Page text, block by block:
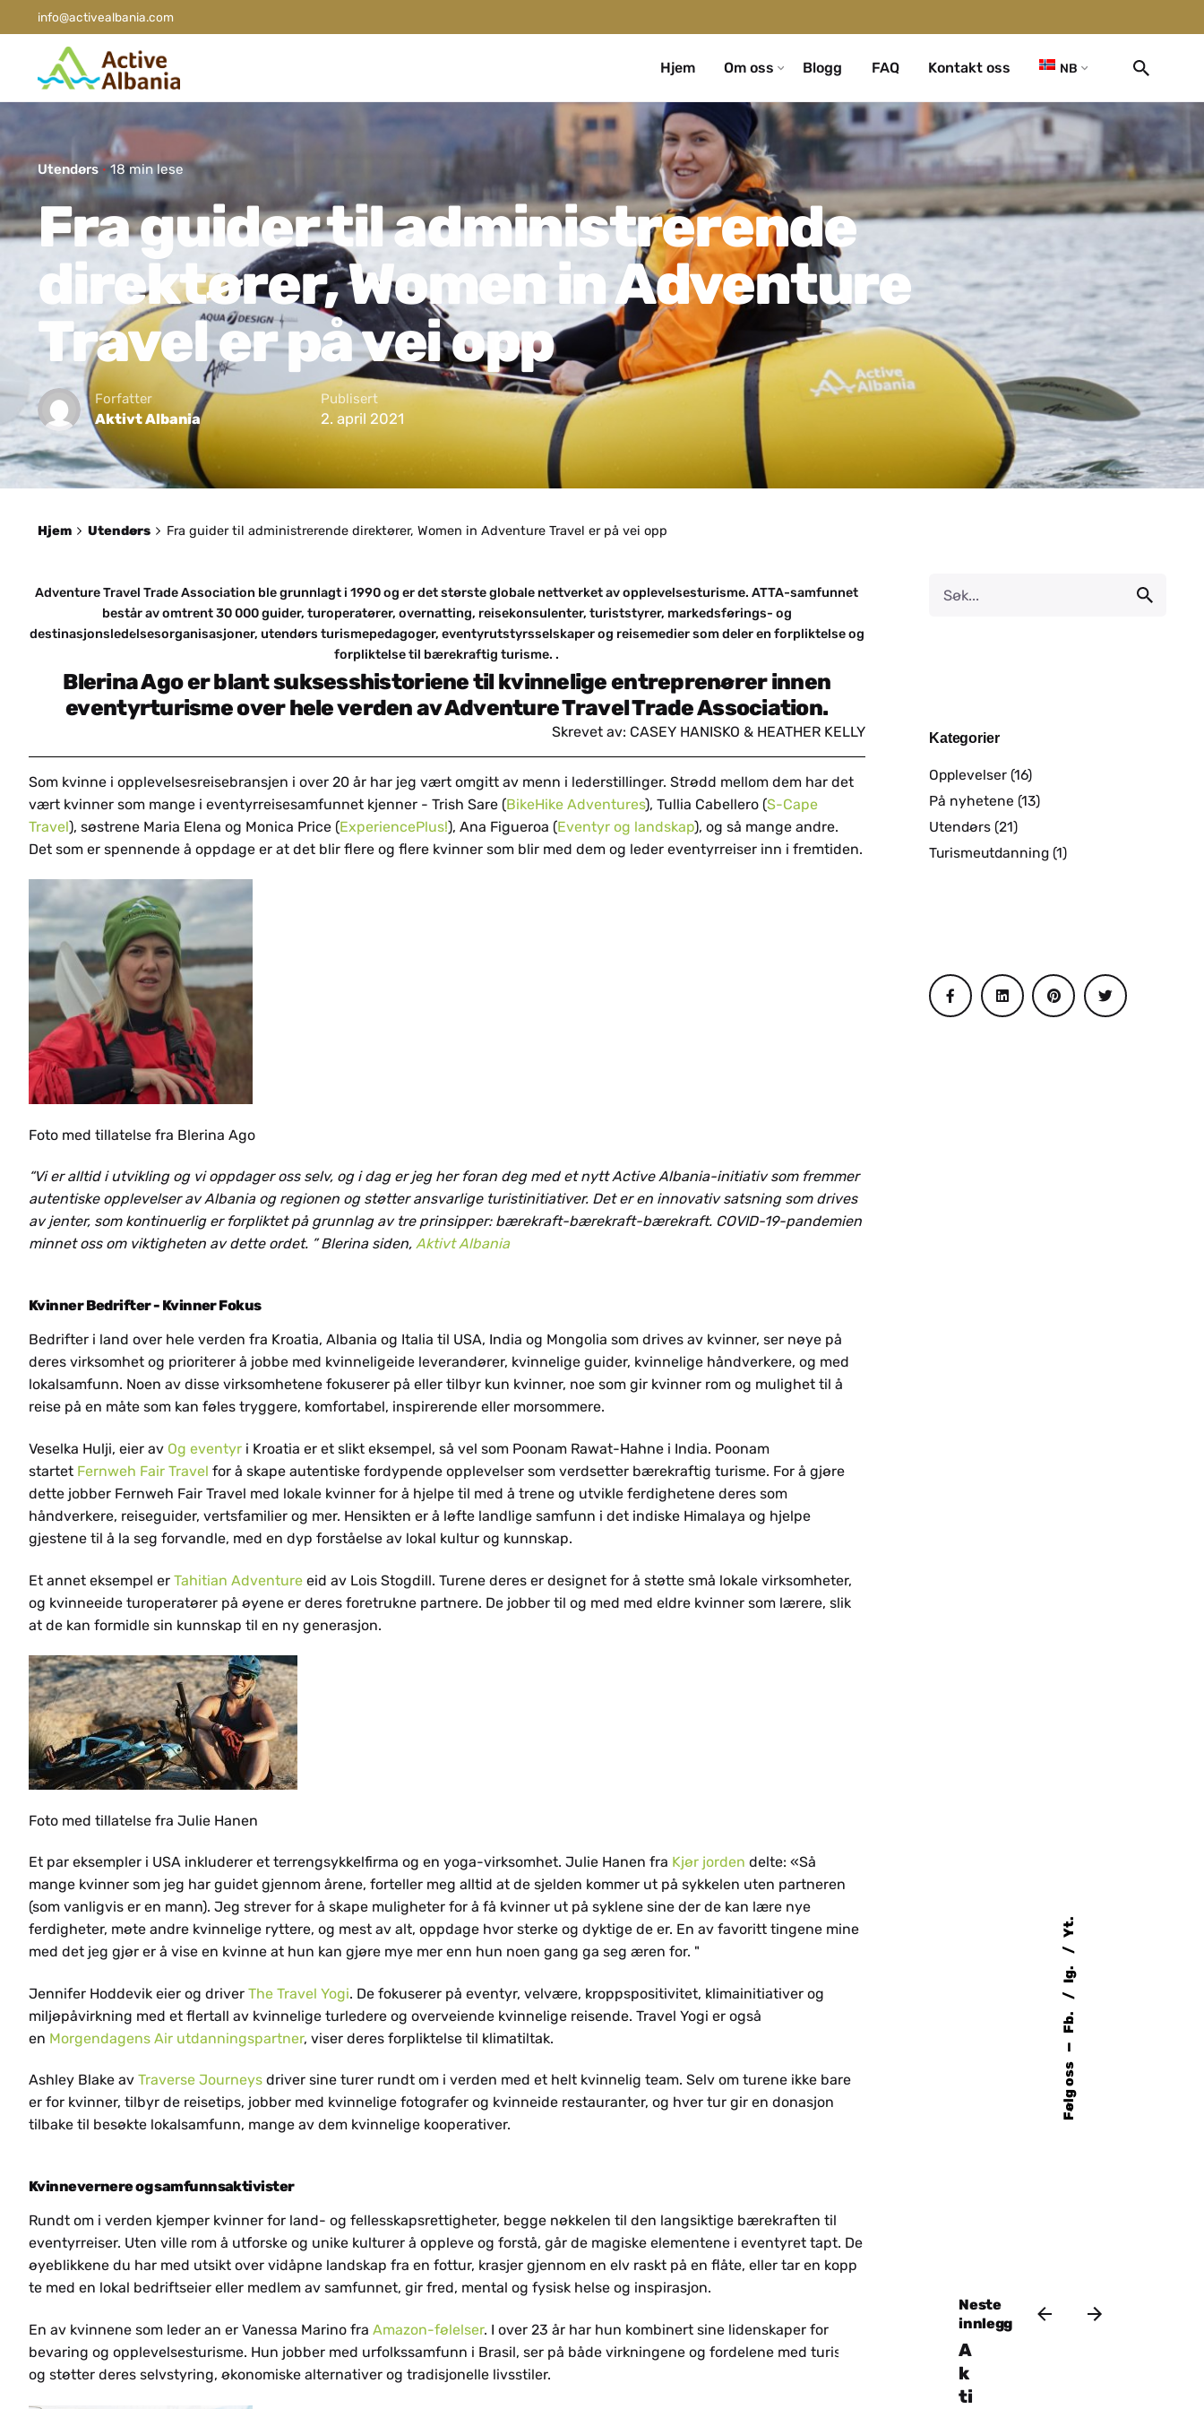
Følg oss
Fb.
Ig.
Yt.
info@activealbania.com
Hjem Om oss Blogg FAQ Kontakt oss NB
HE
UK
BS
NL
CS
PL
HR
MK
Utendørs 18 min lese
Fra guider til administrerende
direktører, Women in Adventure
Travel er på vei opp
Forfatter
Aktivt Albania
Publisert
2. april 2021
Hjem Utendørs Fra guider til administrerende direktører, Women in Adventure Travel er på vei opp
Adventure Travel Trade Association ble grunnlagt i 1990 og er det største globale nettverket av opplevelsesturisme. ATTA-samfunnet
består av omtrent 30 000 guider, turoperatører, overnatting, reisekonsulenter, turiststyrer, markedsførings- og
destinasjonsledelsesorganisasjoner, utendørs turismepedagoger, eventyrutstyrsselskaper og reisemedier som deler en forpliktelse og
forpliktelse til bærekraftig turisme. .
Blerina Ago er blant suksesshistoriene til kvinnelige entreprenører innen
eventyrturisme over hele verden av Adventure Travel Trade Association.
Skrevet av: CASEY HANISKO & HEATHER KELLY
Som kvinne i opplevelsesreisebransjen i over 20 år har jeg vært omgitt av menn i lederstillinger. Strødd mellom dem har det
vært kvinner som mange i eventyrreisesamfunnet kjenner - Trish Sare (BikeHike Adventures), Tullia Cabellero (S-Cape
Travel), søstrene Maria Elena og Monica Price (ExperiencePlus!), Ana Figueroa (Eventyr og landskap), og så mange andre.
Det som er spennende å oppdage er at det blir flere og flere kvinner som blir med dem og leder eventyrreiser inn i fremtiden.
Foto med tillatelse fra Blerina Ago
“Vi er alltid i utvikling og vi oppdager oss selv, og i dag er jeg her foran deg med et nytt Active Albania-initiativ som fremmer
autentiske opplevelser av Albania og regionen og støtter ansvarlige turistinitiativer. Det er en innovativ satsning som drives
av jenter, som kontinuerlig er forpliktet på grunnlag av tre prinsipper: bærekraft-bærekraft-bærekraft. COVID-19-pandemien
minnet oss om viktigheten av dette ordet. ” Blerina siden, Aktivt Albania
Kvinner Bedrifter - Kvinner Fokus
Bedrifter i land over hele verden fra Kroatia, Albania og Italia til USA, India og Mongolia som drives av kvinner, ser nøye på
deres virksomhet og prioriterer å jobbe med kvinneligeide leverandører, kvinnelige guider, kvinnelige håndverkere, og med
lokalsamfunn. Noen av disse virksomhetene fokuserer på eller tilbyr kun kvinner, noe som gir kvinner rom og mulighet til å
reise på en måte som kan føles tryggere, komfortabel, inspirerende eller morsommere.
Veselka Hulji, eier av Og eventyr i Kroatia er et slikt eksempel, så vel som Poonam Rawat-Hahne i India. Poonam
startet Fernweh Fair Travel for å skape autentiske fordypende opplevelser som verdsetter bærekraftig turisme. For å gjøre
dette jobber Fernweh Fair Travel med lokale kvinner for å hjelpe til med å trene og utvikle ferdighetene deres som
håndverkere, reiseguider, vertsfamilier og mer. Hensikten er å løfte landlige samfunn i det indiske Himalaya og hjelpe
gjestene til å la seg forvandle, med en dyp forståelse av lokal kultur og kunnskap.
Et annet eksempel er Tahitian Adventure eid av Lois Stogdill. Turene deres er designet for å støtte små lokale virksomheter,
og kvinneeide turoperatører på øyene er deres foretrukne partnere. De jobber til og med med eldre kvinner som lærere, slik
at de kan formidle sin kunnskap til en ny generasjon.
Foto med tillatelse fra Julie Hanen
Et par eksempler i USA inkluderer et terrengsykkelfirma og en yoga-virksomhet. Julie Hanen fra Kjør jorden delte: «Så
mange kvinner som jeg har guidet gjennom årene, forteller meg alltid at de sjelden kommer ut på sykkelen uten partneren
(som vanligvis er en mann). Jeg strever for å skape muligheter for å få kvinner ut på syklene sine der de kan lære nye
ferdigheter, møte andre kvinnelige ryttere, og mest av alt, oppdage hvor sterke og dyktige de er. En av favoritt tingene mine
med det jeg gjør er å vise en kvinne at hun kan gjøre mye mer enn hun noen gang ga seg æren for. "
Jennifer Hoddevik eier og driver The Travel Yogi. De fokuserer på eventyr, velvære, kroppspositivitet, klimainitiativer og
miljøpåvirkning med et flertall av kvinnelige turledere og overveiende kvinnelige reisende. Travel Yogi er også
en Morgendagens Air utdanningspartner, viser deres forpliktelse til klimatiltak.
Ashley Blake av Traverse Journeys driver sine turer rundt om i verden med et helt kvinnelig team. Selv om turene ikke bare
er for kvinner, tilbyr de reisetips, jobber med kvinnelige fotografer og kvinneide restauranter, og hver tur gir en donasjon
tilbake til besøkte lokalsamfunn, mange av dem kvinnelige kooperativer.
Kvinnevernere og samfunnsaktivister
Rundt om i verden kjemper kvinner for land- og fellesskapsrettigheter, begge nøkkelen til den langsiktige bærekraften til
eventyrreiser. Uten ville rom å utforske og unike kulturer å oppleve og forstå, går de magiske elementene i eventyret tapt. De
øyeblikkene du har med utsikt over vidåpne landskap fra en fottur, krasjer gjennom en elv raskt på en flåte, eller tar en kopp
te med en lokal bedriftseier eller medlem av samfunnet, gir fred, mental og fysisk helse og inspirasjon.
En av kvinnene som leder an er Vanessa Marino fra Amazon-følelser. I over 23 år har hun kombinert sine lidenskaper for
bevaring og opplevelsesturisme. Hun jobber med urfolkssamfunn i Brasil, ser på både virkningene og fordelene med turisme
og støtter deres selvstyring, økonomiske alternativer og tradisjonelle livsstiler.
Kategorier
Opplevelser (16)
På nyhetene (13)
Utendørs (21)
Turismeutdanning (1)
Neste
innlegg
A
k
ti